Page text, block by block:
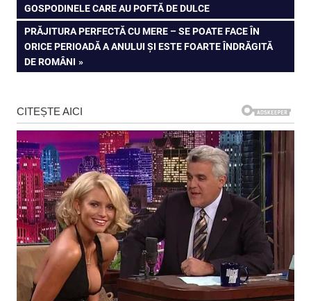
în
articole
POST:
GOSPODINELE CARE AU POFTĂ DE DULCE
NEXT
POST:
PRĂJITURA PERFECTĂ CU MERE – SE POATE FACE ÎN
ORICE PERIOADĂ A ANULUI ȘI ESTE FOARTE ÎNDRĂGITĂ
DE ROMÂNI